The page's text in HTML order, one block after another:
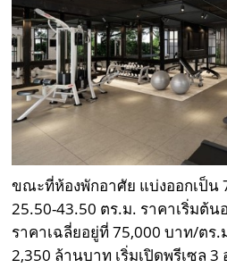
ขณะที่ห้องพักอาศัย แบ่งออกเป็น
25.50-43.50 ตร.ม. ราคาเริ่มต้
ราคาเฉลี่ยอยู่ที่ 75,000 บาท/ตร
2,350 ล้านบาท เริ่มเปิดพรีเซล